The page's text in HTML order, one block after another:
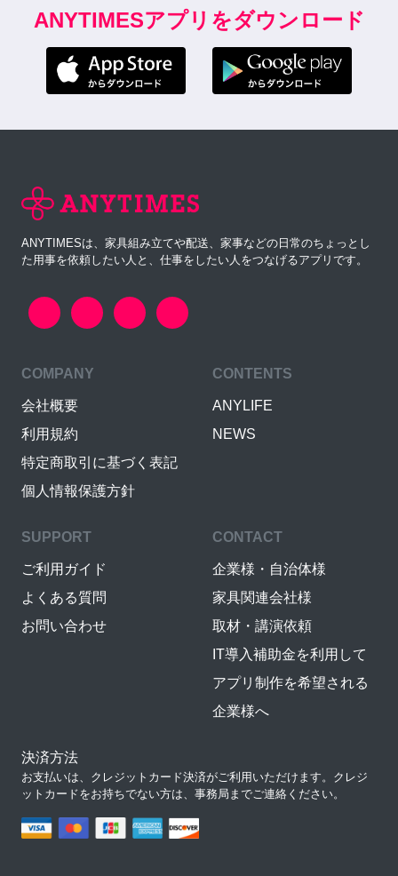
ANYTIMESアプリをダウンロード
ANYTIMESは、家具組み立てや配送、家事などの日常のちょっとし
た用事を依頼したい人と、仕事をしたい人をつなげるアプリです。
COMPANY
会社概要
利用規約
特定商取引に基づく表記
個人情報保護方針
CONTENTS
ANYLIFE
NEWS
SUPPORT
ご利用ガイド
よくある質問
お問い合わせ
CONTACT
企業様・自治体様
家具関連会社様
取材・講演依頼
IT導入補助金を利用して
アプリ制作を希望される
企業様へ
決済方法
お支払いは、クレジットカード決済がご利用いただけます。クレジ
ットカードをお持ちでない方は、事務局までご連絡ください。